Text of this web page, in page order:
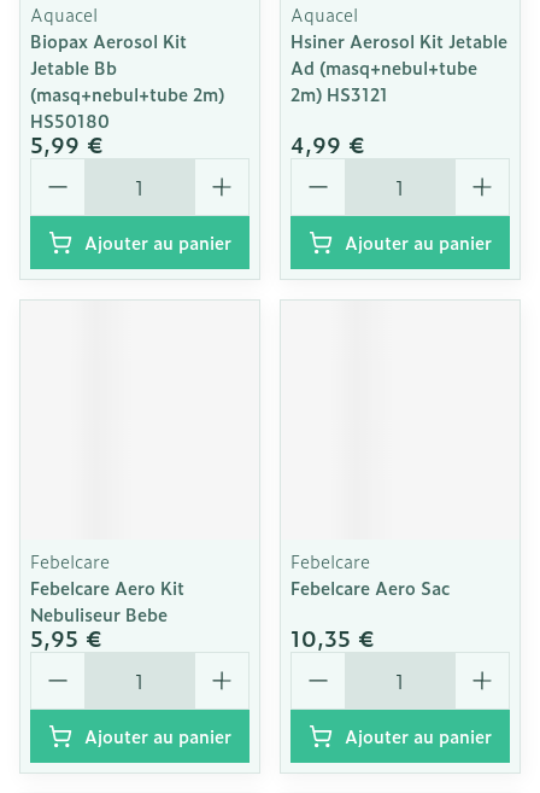
Aquacel
Biopax Aerosol Kit
Jetable Bb
(masq+nebul+tube 2m)
HS50180
5,99 €
Quantité
Ajouter au panier
Aquacel
Hsiner Aerosol Kit Jetable
Ad (masq+nebul+tube
2m) HS3121
4,99 €
Quantité
Ajouter au panier
Febelcare
Febelcare Aero Kit
Nebuliseur Bebe
5,95 €
Quantité
Ajouter au panier
Febelcare
Febelcare Aero Sac
10,35 €
Quantité
Ajouter au panier